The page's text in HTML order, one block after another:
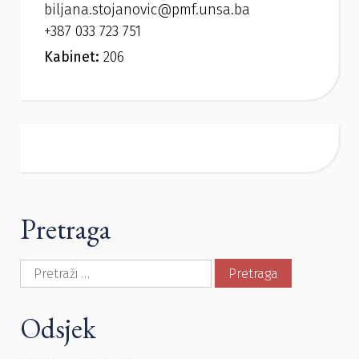
biljana.stojanovic@pmf.unsa.ba
+387 033 723 751
Kabinet: 206
Pretraga
Pretraga:
Odsjek